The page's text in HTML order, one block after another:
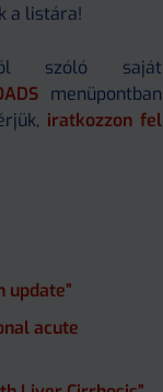
a listára!
szóló saját
menüpontban
iratkozzon fel
update”
acute